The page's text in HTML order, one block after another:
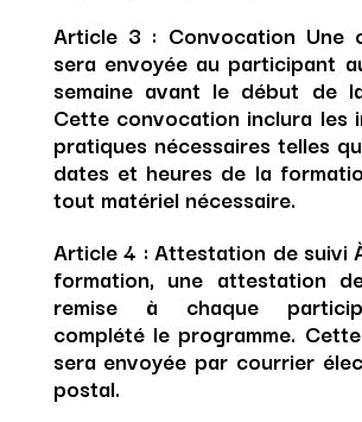
Article 3 : Convocation Une
sera envoyée au participant
semaine avant le début de
Cette convocation inclura les
pratiques nécessaires telles
dates et heures de la
tout matériel nécessaire.
Article 4 : Attestation de suivi
formation, une attestation
remise à chaque
complété le programme.
sera envoyée par courrier
postal.